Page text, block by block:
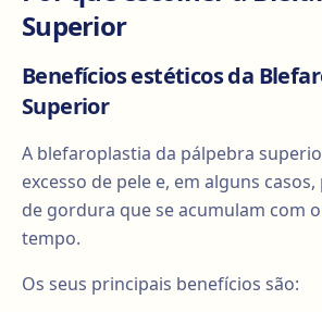
Superior
Benefícios estéticos da
Superior
A blefaroplastia da pálpebra
excesso de pele e, em alguns
de gordura que se acumulam com
tempo.
Os seus principais benefícios são: